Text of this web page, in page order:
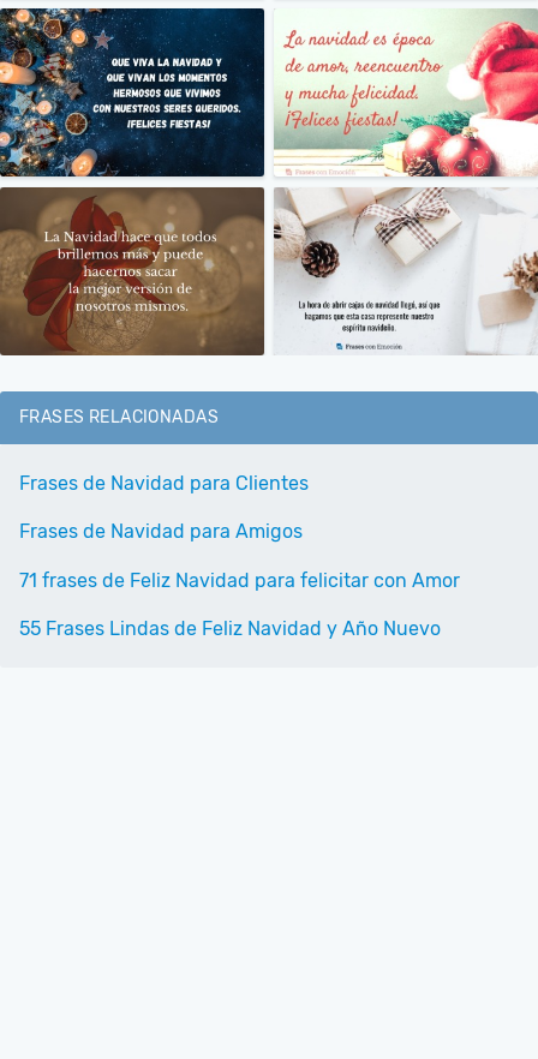
FRASES RELACIONADAS
Frases de Navidad para Clientes
Frases de Navidad para Amigos
71 frases de Feliz Navidad para felicitar con Amor
55 Frases Lindas de Feliz Navidad y Año Nuevo